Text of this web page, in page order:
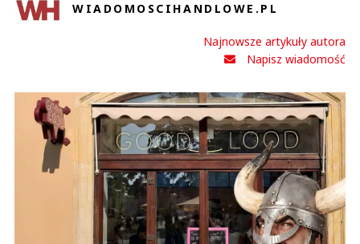
WIADOMOSCIHANDLOWE.PL
Najnowsze artykuły autora
Napisz wiadomość